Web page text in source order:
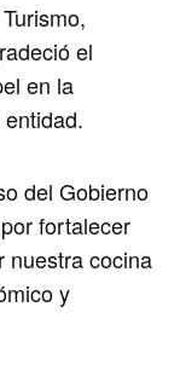
el
en la
del Gobierno
fortalecer
nuestra cocina
y